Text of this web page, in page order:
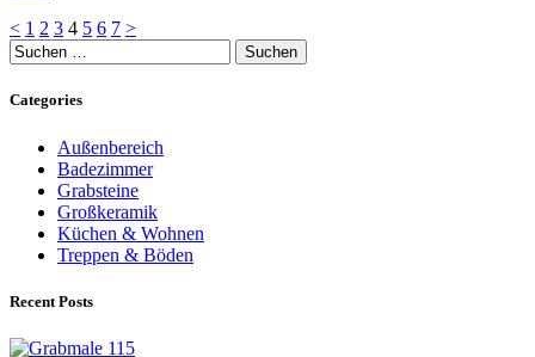
Seitennummerierung
der
Beiträge
< Page
1 Page
2 Page
3 Page
4 Page
5 Page
6 Page
7 >
Suchen
nach:
Categories
Außenbereich
Badezimmer
Grabsteine
Großkeramik
Küchen & Wohnen
Treppen & Böden
Recent Posts